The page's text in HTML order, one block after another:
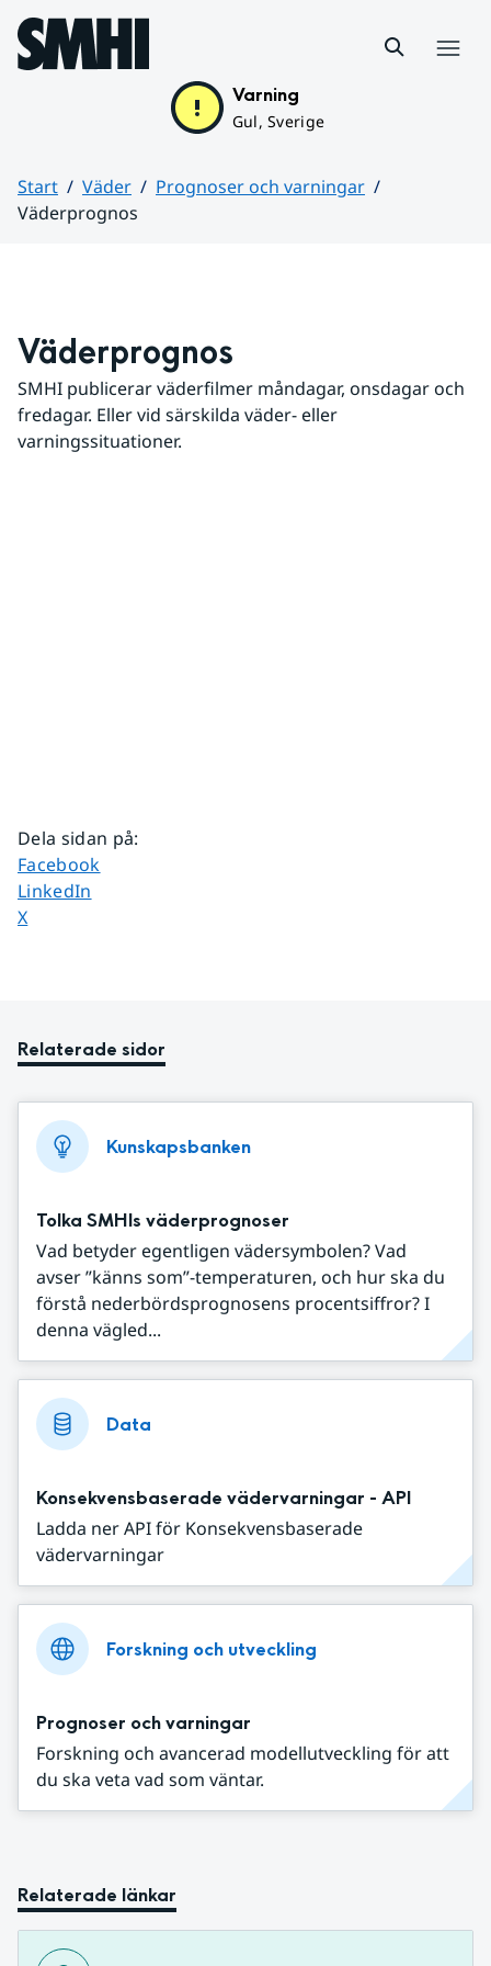
Hoppa till sidans innehåll
Varning
Gul, Sverige
Start Väder
Prognoser och varningar
Väderprognos
Väderprognos
SMHI publicerar väderfilmer måndagar, onsdagar och
fredagar. Eller vid särskilda väder- eller
varningssituationer.
Dela sidan på:
Dela sidan på
Facebook
Dela sidan på
LinkedIn
Dela sidan på
X
Relaterade sidor
Kunskapsbanken
Tolka SMHIs väderprognoser
Vad betyder egentligen vädersymbolen? Vad
avser ”känns som”-temperaturen, och hur ska du
förstå nederbördsprognosens procentsiffror? I
denna vägled...
Data
Konsekvensbaserade vädervarningar - API
Ladda ner API för Konsekvensbaserade
vädervarningar
Forskning och utveckling
Prognoser och varningar
Forskning och avancerad modellutveckling för att
du ska veta vad som väntar.
Relaterade länkar